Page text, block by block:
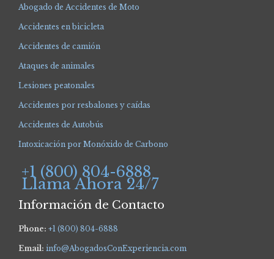
Abogado de Accidentes de Moto
Accidentes en bicicleta
Accidentes de camión
Ataques de animales
Lesiones peatonales
Accidentes por resbalones y caídas
Accidentes de Autobús
Intoxicación por Monóxido de Carbono
+1 (800) 804-6888
Llama Ahora 24/7
Información de Contacto
Phone: +1 (800) 804-6888
Email: info@AbogadosConExperiencia.com